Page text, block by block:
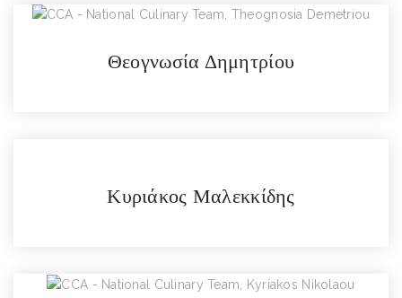
Θεογνωσία Δημητρίου
Κυριάκος Μαλεκκίδης